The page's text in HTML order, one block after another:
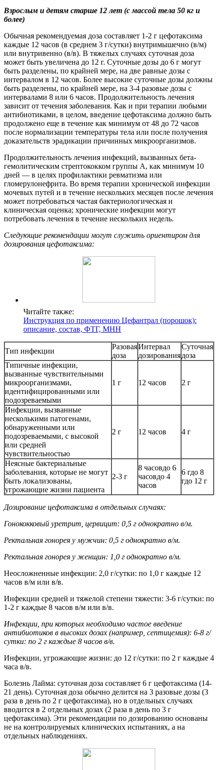
Взрослым и детям старше 12 лет (с массой тела 50 кг и
более)
Обычная рекомендуемая доза составляет 1-2 г цефотаксима
каждые 12 часов (в среднем 3 г/сутки) внутримышечно (в/м)
или внутривенно (в/в). В тяжелых случаях суточная доза
может быть увеличена до 12 г. Суточные дозы до 6 г могут
быть разделены, по крайней мере, на две равные дозы с
интервалом в 12 часов. Более высокие суточные дозы должны
быть разделены, по крайней мере, на 3-4 разовые дозы с
интервалами 8 или 6 часов. Продолжительность лечения
зависит от течения заболевания. Как и при терапии любыми
антибиотиками, в целом, введение цефотаксима должно быть
продолжено еще в течение как минимум от 48 до 72 часов
после нормализации температуры тела или после получения
доказательств эрадикации причинных микроорганизмов.
Продолжительность лечения инфекций, вызванных бета-
гемолитическим стрептококком группы А, как минимум 10
дней — в целях профилактики ревматизма или
гломерулонефрита. Во время терапии хронической инфекции
мочевых путей и в течение нескольких месяцев после лечения
может потребоваться частая бактериологическая и
клиническая оценка; хронические инфекции могут
потребовать лечения в течение нескольких недель.
Следующие рекомендации могут служить ориентиром для
дозирования цефотаксима:
Читайте также:
Инструкция по применению Цефантрал (порошок):
описание, состав, ФТГ, МНН
Тип инфекции
Разовая
доза
Интервал
дозирования
Суточная
доза
Типичные инфекции,
вызванные чувствительными
микроорганизмами,
идентифицированными или
подозреваемыми
1 г 12 часов 2 г
Инфекции, вызванные
несколькими патогенами,
обнаруженными или
подозреваемыми, с высокой
или средней
чувствительностью
2 г 12 часов 4 г
Неясные бактериальные
заболевания, которые не могут
быть локализованы,
угрожающие жизни пациента
2-3 г
8 часовдо 6
часовдо 4
часов
6 гдо 8
гдо 12 г
Дозирование цефотаксима в отдельных случаях:
Гонококковый уретрит, цервицит: 0,5 г однократно в/м.
Ректальная гонорея у мужчин: 0,5 г однократно в/м.
Ректальная гонорея у женщин: 1,0 г однократно в/м.
Неосложненные инфекции: 2,0 г/сутки: по 1,0 г каждые 12
часов в/м или в/в.
Инфекции средней и тяжелой степени тяжести: 3-6 г/сутки: по
1-2 г каждые 8 часов в/м или в/в.
Инфекции, при которых необходимо частое введение
антибиотиков в высоких дозах (например, септицемия): 6-8 г/
сутки: по 2 г каждые 8 часов в/в.
Инфекции, угрожающие жизни: до 12 г/сутки: по 2 г каждые 4
часа в/в.
Болезнь Лайма: суточная доза составляет 6 г цефотаксима (14-
21 день). Суточная доза обычно делится на 3 разовые дозы (3
раза в день по 2 г цефотаксима), но в отдельных случаях
вводится в 2 отдельных дозах (2 раза в день по 3 г
цефотаксима). Эти рекомендации по дозированию основаны
не на контролируемых клинических испытаниях, а на
отдельных наблюдениях.